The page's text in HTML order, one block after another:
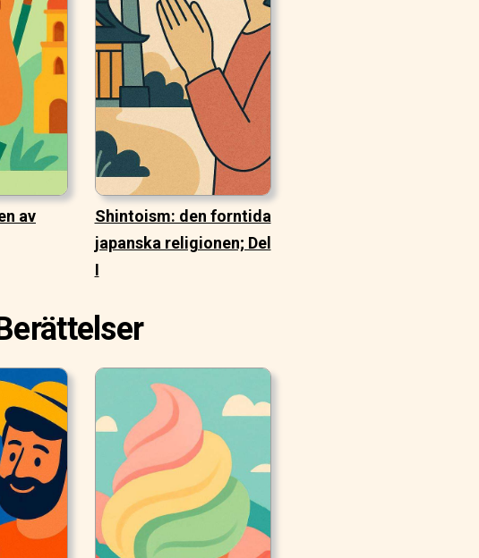
av
Shintoism: den forntida
japanska religionen; Del
I